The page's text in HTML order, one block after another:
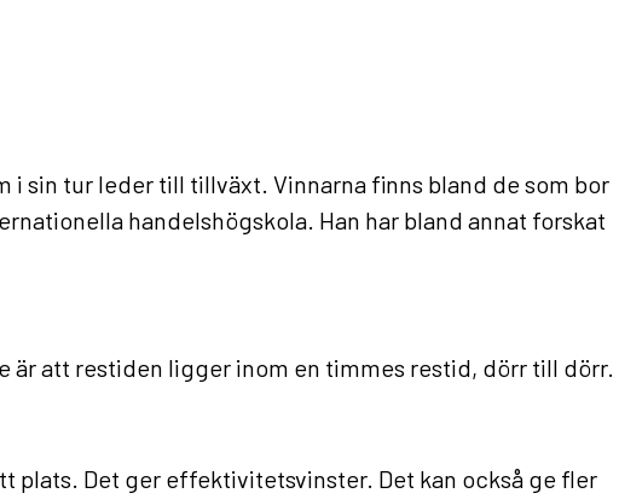
sin tur leder till tillväxt. Vinnarna finns bland de som bor
handelshögskola. Han har bland annat forskat
att restiden ligger inom en timmes restid, dörr till dörr.
plats. Det ger effektivitetsvinster. Det kan också ge fler